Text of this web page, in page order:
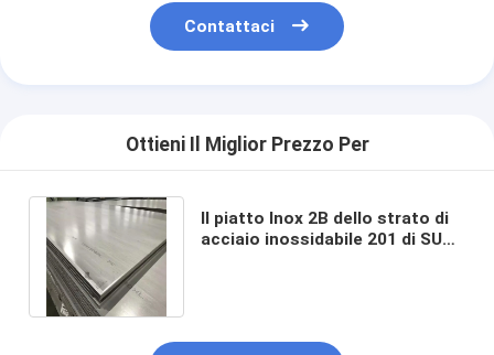
Contattaci
Ottieni Il Miglior Prezzo Per
Il piatto Inox 2B dello strato di
acciaio inossidabile 201 di SUS